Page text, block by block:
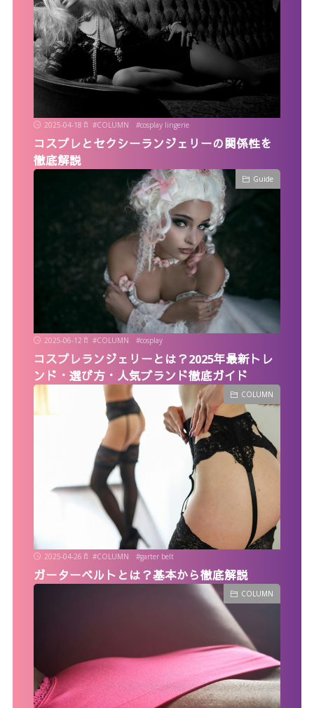
2025-04-18 #COLUMN #cosplay lingerie
コスプレとセクシーランジェリーの関係性を
徹底解説
Guide
2025-06-12 #COLUMN #cosplay
コスプレランジェリーとは？2025年最新トレ
ンド・選び方・人気ブランド徹底ガイド
COLUMN
2025-04-26 #COLUMN #garter belt
ガーターベルトとは？基本から徹底解説
COLUMN